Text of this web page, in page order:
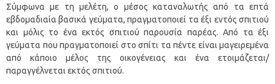
Σύμφωνα με τη μελέτη, ο μέσος καταναλωτής από τα επτά
εβδομαδιαία βασικά γεύματα, πραγματοποιεί τα έξι εντός σπιτιού
και μόλις το ένα εκτός σπιτιού παρουσία παρέας. Από τα έξι
γεύματα που πραγματοποιεί στο σπίτι τα πέντε είναι μαγειρεμένα
από κάποιο μέλος της οικογένειας και ένα ετοιμάζεται/
παραγγέλνεται εκτός σπιτιού.